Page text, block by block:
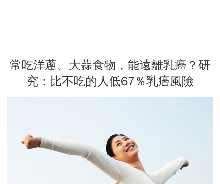
常吃洋蔥、大蒜食物，能遠離乳癌？研
究：比不吃的人低67％乳癌風險